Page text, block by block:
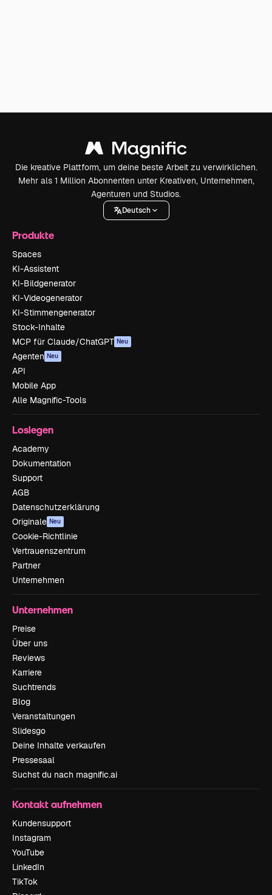
Die kreative Plattform, um deine beste Arbeit zu verwirklichen.
Mehr als 1 Million Abonnenten unter Kreativen, Unternehmen,
Agenturen und Studios.
Deutsch
Produkte
Spaces
KI-Assistent
KI-Bildgenerator
KI-Videogenerator
KI-Stimmengenerator
Stock-Inhalte
MCP für Claude/ChatGPT Neu
Agenten Neu
API
Mobile App
Alle Magnific-Tools
Loslegen
Academy
Dokumentation
Support
AGB
Datenschutzerklärung
Originale Neu
Cookie-Richtlinie
Vertrauenszentrum
Partner
Unternehmen
Unternehmen
Preise
Über uns
Reviews
Karriere
Suchtrends
Blog
Veranstaltungen
Slidesgo
Deine Inhalte verkaufen
Pressesaal
Suchst du nach magnific.ai
Kontakt aufnehmen
Kundensupport
Instagram
YouTube
LinkedIn
TikTok